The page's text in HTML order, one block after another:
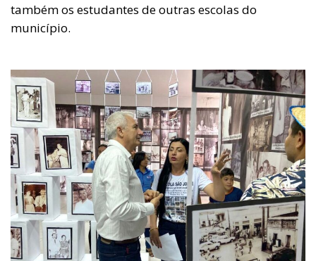
também os estudantes de outras escolas do
município.